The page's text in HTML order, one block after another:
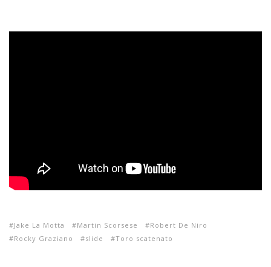
Jake La Motta Martin Scorsese
Robert De Niro
Rocky Graziano
slide Toro scatenato